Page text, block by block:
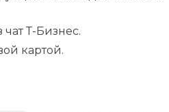
Т-Бизнес.
картой.